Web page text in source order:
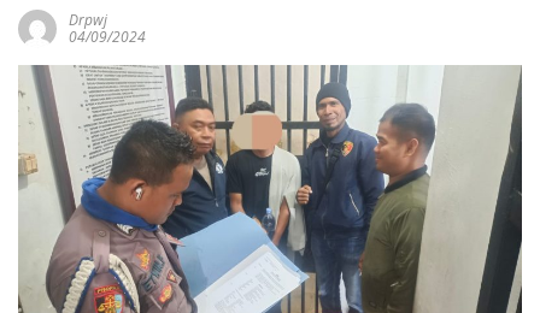
Drpwj
04/09/2024